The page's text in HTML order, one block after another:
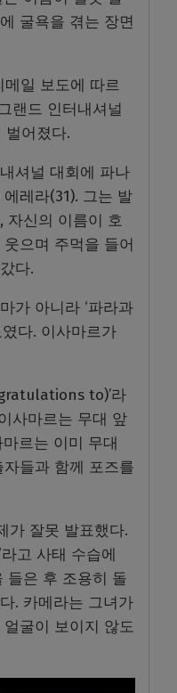
굴욕을 겪는 장면
메일 보도에 따르
랜드 인터내셔널
벌어졌다.
셔널 대회에 파나
레라(31). 그는 발
자신의 이름이 호
으며 주먹을 들어
다.
가 아니라 ‘파라과
다. 이사마르가
to)’라
사마르는 무대 앞
르는 이미 무대
들과 함께 포즈를
가 잘못 발표했다.
고 사태 수습에
들은 후 조용히 돌
. 카메라는 그녀가
굴이 보이지 않도